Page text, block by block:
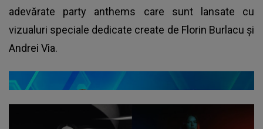
adevărate party anthems care sunt lansate cu
vizualuri speciale dedicate create de Florin Burlacu și
Andrei Via.